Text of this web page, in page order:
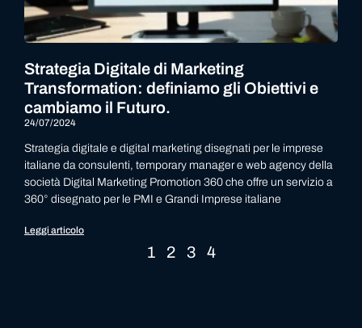
Strategia Digitale di Marketing
Transformation: definiamo gli Obiettivi e
cambiamo il Futuro.
24/07/2024
Strategia digitale e digital marketing disegnati per le imprese
italiane da consulenti, temporary manager e web agency della
società Digital Marketing Promotion 360 che offre un servizio a
360° disegnato per le PMI e Grandi Imprese italiane
Leggi articolo
1 2 3 4